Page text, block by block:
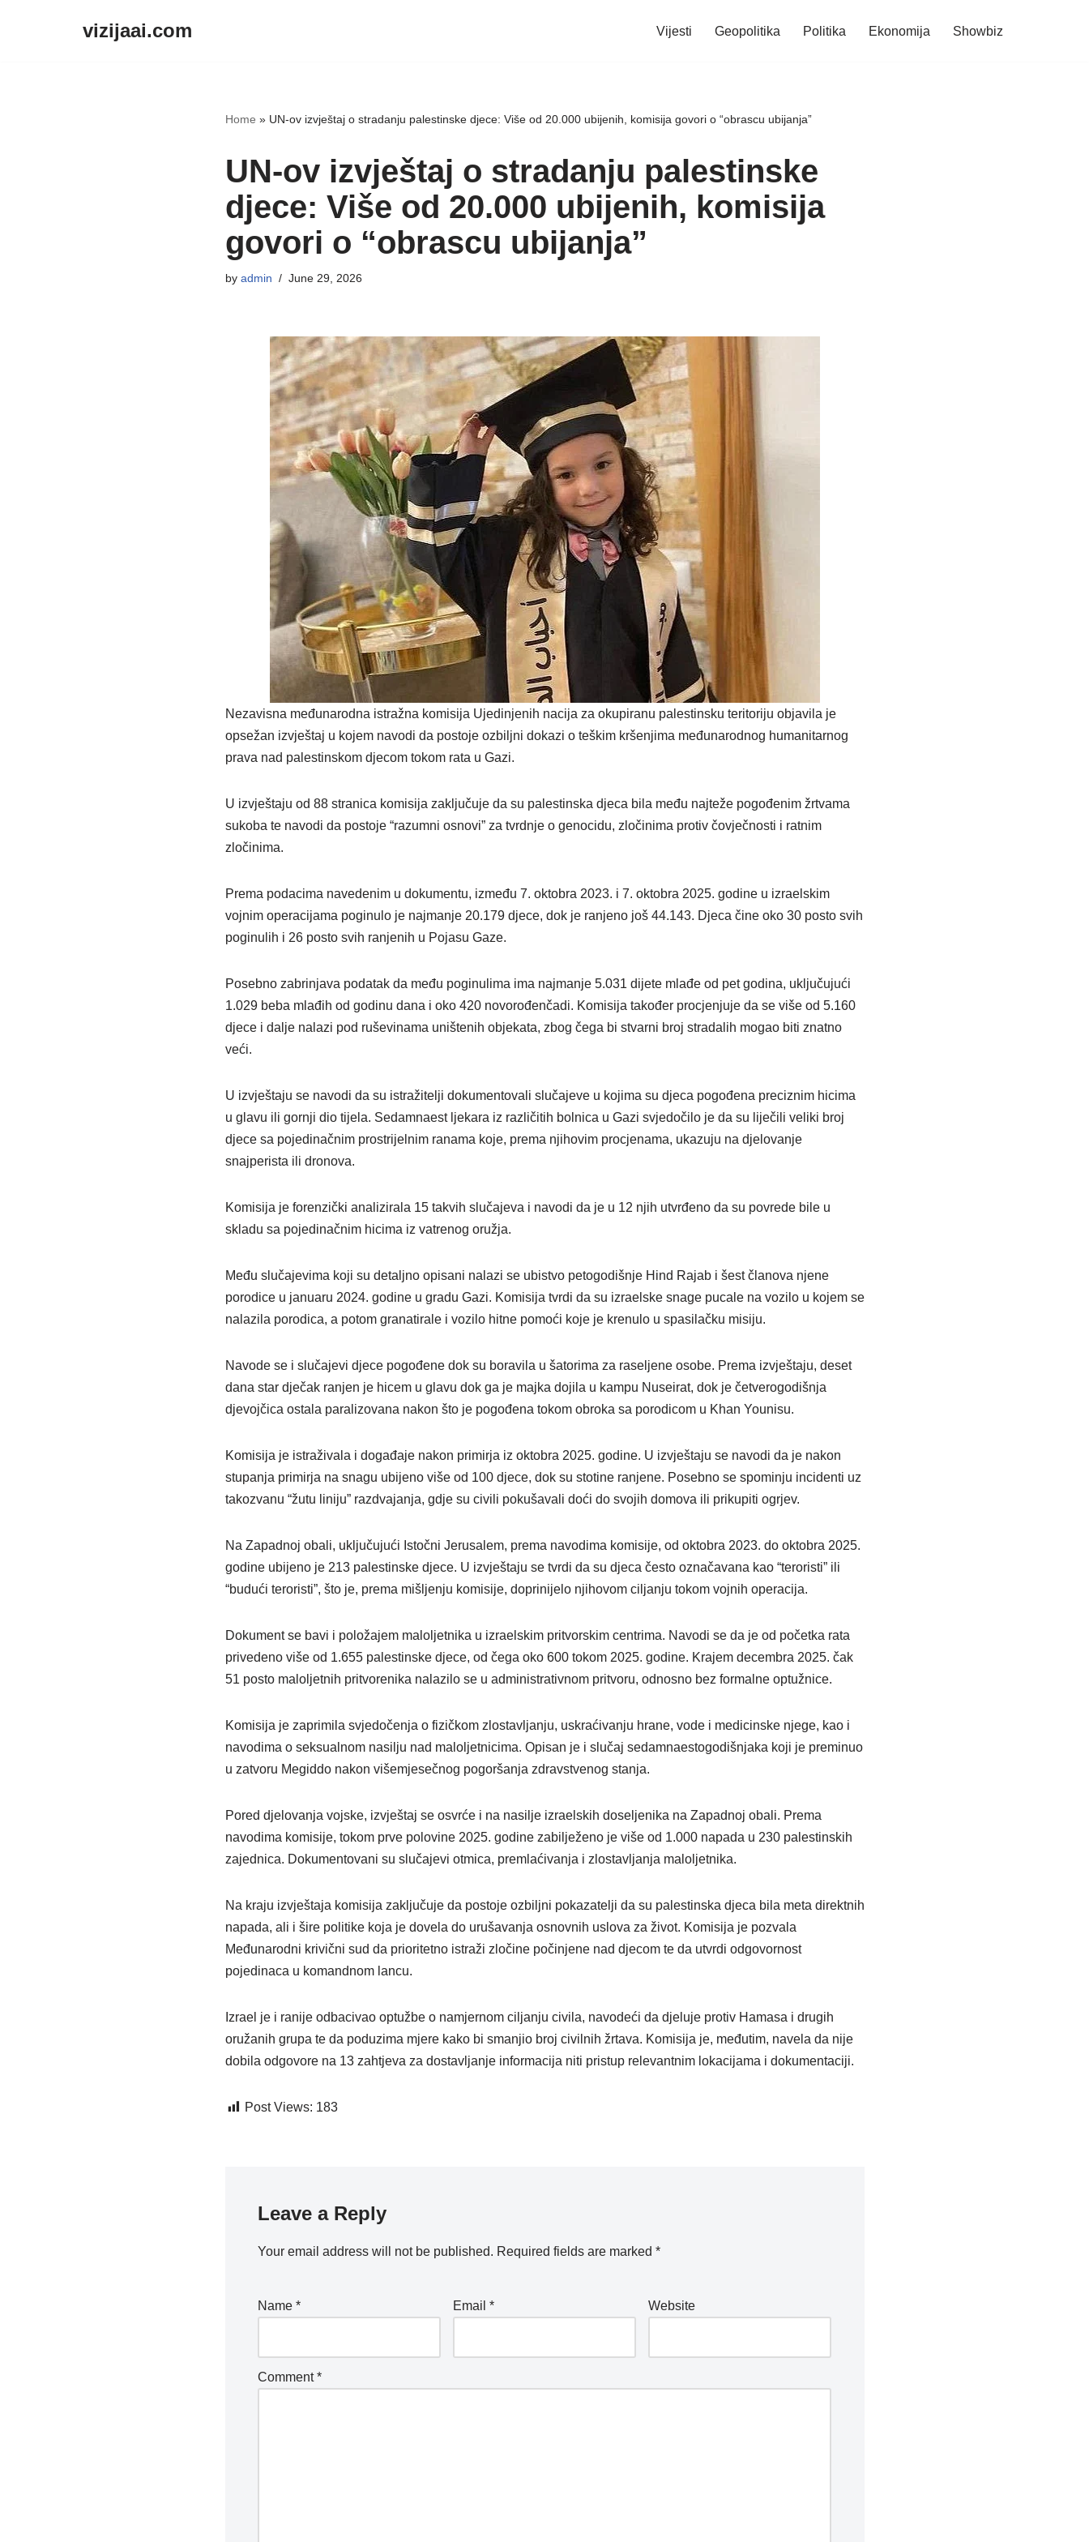
vizijaai.com Vijesti Geopolitika Politika Ekonomija Showbiz
Home » UN-ov izvještaj o stradanju palestinske djece: Više od 20.000 ubijenih, komisija govori o “obrascu ubijanja”
UN-ov izvještaj o stradanju palestinske
djece: Više od 20.000 ubijenih, komisija
govori o “obrascu ubijanja”
by admin June 29, 2026
Nezavisna međunarodna istražna komisija Ujedinjenih nacija za okupiranu palestinsku teritoriju objavila je
opsežan izvještaj u kojem navodi da postoje ozbiljni dokazi o teškim kršenjima međunarodnog humanitarnog
prava nad palestinskom djecom tokom rata u Gazi.
U izvještaju od 88 stranica komisija zaključuje da su palestinska djeca bila među najteže pogođenim žrtvama
sukoba te navodi da postoje “razumni osnovi” za tvrdnje o genocidu, zločinima protiv čovječnosti i ratnim
zločinima.
Prema podacima navedenim u dokumentu, između 7. oktobra 2023. i 7. oktobra 2025. godine u izraelskim
vojnim operacijama poginulo je najmanje 20.179 djece, dok je ranjeno još 44.143. Djeca čine oko 30 posto svih
poginulih i 26 posto svih ranjenih u Pojasu Gaze.
Posebno zabrinjava podatak da među poginulima ima najmanje 5.031 dijete mlađe od pet godina, uključujući
1.029 beba mlađih od godinu dana i oko 420 novorođenčadi. Komisija također procjenjuje da se više od 5.160
djece i dalje nalazi pod ruševinama uništenih objekata, zbog čega bi stvarni broj stradalih mogao biti znatno
veći.
U izvještaju se navodi da su istražitelji dokumentovali slučajeve u kojima su djeca pogođena preciznim hicima
u glavu ili gornji dio tijela. Sedamnaest ljekara iz različitih bolnica u Gazi svjedočilo je da su liječili veliki broj
djece sa pojedinačnim prostrijelnim ranama koje, prema njihovim procjenama, ukazuju na djelovanje
snajperista ili dronova.
Komisija je forenzički analizirala 15 takvih slučajeva i navodi da je u 12 njih utvrđeno da su povrede bile u
skladu sa pojedinačnim hicima iz vatrenog oružja.
Među slučajevima koji su detaljno opisani nalazi se ubistvo petogodišnje Hind Rajab i šest članova njene
porodice u januaru 2024. godine u gradu Gazi. Komisija tvrdi da su izraelske snage pucale na vozilo u kojem se
nalazila porodica, a potom granatirale i vozilo hitne pomoći koje je krenulo u spasilačku misiju.
Navode se i slučajevi djece pogođene dok su boravila u šatorima za raseljene osobe. Prema izvještaju, deset
dana star dječak ranjen je hicem u glavu dok ga je majka dojila u kampu Nuseirat, dok je četverogodišnja
djevojčica ostala paralizovana nakon što je pogođena tokom obroka sa porodicom u Khan Younisu.
Komisija je istraživala i događaje nakon primirja iz oktobra 2025. godine. U izvještaju se navodi da je nakon
stupanja primirja na snagu ubijeno više od 100 djece, dok su stotine ranjene. Posebno se spominju incidenti uz
takozvanu “žutu liniju” razdvajanja, gdje su civili pokušavali doći do svojih domova ili prikupiti ogrjev.
Na Zapadnoj obali, uključujući Istočni Jerusalem, prema navodima komisije, od oktobra 2023. do oktobra 2025.
godine ubijeno je 213 palestinske djece. U izvještaju se tvrdi da su djeca često označavana kao “teroristi” ili
“budući teroristi”, što je, prema mišljenju komisije, doprinijelo njihovom ciljanju tokom vojnih operacija.
Dokument se bavi i položajem maloljetnika u izraelskim pritvorskim centrima. Navodi se da je od početka rata
privedeno više od 1.655 palestinske djece, od čega oko 600 tokom 2025. godine. Krajem decembra 2025. čak
51 posto maloljetnih pritvorenika nalazilo se u administrativnom pritvoru, odnosno bez formalne optužnice.
Komisija je zaprimila svjedočenja o fizičkom zlostavljanju, uskraćivanju hrane, vode i medicinske njege, kao i
navodima o seksualnom nasilju nad maloljetnicima. Opisan je i slučaj sedamnaestogodišnjaka koji je preminuo
u zatvoru Megiddo nakon višemjesečnog pogoršanja zdravstvenog stanja.
Pored djelovanja vojske, izvještaj se osvrće i na nasilje izraelskih doseljenika na Zapadnoj obali. Prema
navodima komisije, tokom prve polovine 2025. godine zabilježeno je više od 1.000 napada u 230 palestinskih
zajednica. Dokumentovani su slučajevi otmica, premlaćivanja i zlostavljanja maloljetnika.
Na kraju izvještaja komisija zaključuje da postoje ozbiljni pokazatelji da su palestinska djeca bila meta direktnih
napada, ali i šire politike koja je dovela do urušavanja osnovnih uslova za život. Komisija je pozvala
Međunarodni krivični sud da prioritetno istraži zločine počinjene nad djecom te da utvrdi odgovornost
pojedinaca u komandnom lancu.
Izrael je i ranije odbacivao optužbe o namjernom ciljanju civila, navodeći da djeluje protiv Hamasa i drugih
oružanih grupa te da poduzima mjere kako bi smanjio broj civilnih žrtava. Komisija je, međutim, navela da nije
dobila odgovore na 13 zahtjeva za dostavljanje informacija niti pristup relevantnim lokacijama i dokumentaciji.
Post Views: 183
Leave a Reply
Your email address will not be published. Required fields are marked *
Name * Email * Website
Comment*